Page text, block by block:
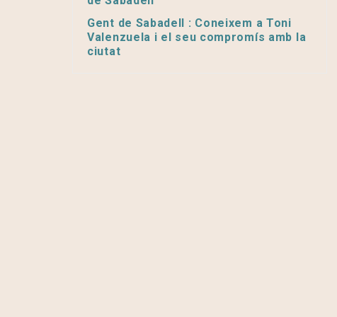
Gent de Sabadell : Coneixem a Toni
Valenzuela i el seu compromís amb la
ciutat